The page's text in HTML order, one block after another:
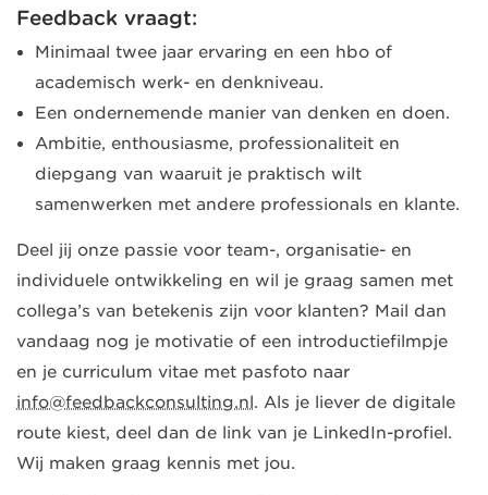
Feedback vraagt:
Minimaal twee jaar ervaring en een hbo of
academisch werk- en denkniveau.
Een ondernemende manier van denken en doen.
Ambitie, enthousiasme, professionaliteit en
diepgang van waaruit je praktisch wilt
samenwerken met andere professionals en klante.
Deel jij onze passie voor team-, organisatie- en
individuele ontwikkeling en wil je graag samen met
collega’s van betekenis zijn voor klanten? Mail dan
vandaag nog je motivatie of een introductiefilmpje
en je curriculum vitae met pasfoto naar
info@feedbackconsulting.nl. Als je liever de digitale
route kiest, deel dan de link van je LinkedIn-profiel.
Wij maken graag kennis met jou.